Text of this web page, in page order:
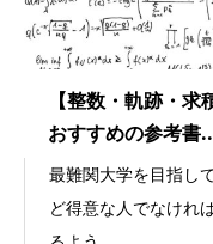
【整数・軌跡・
おすすめの参考書
最難関大学を目指し
ど得意な人でなけれ